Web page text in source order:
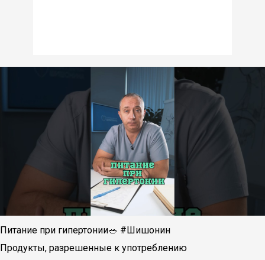
Питание при гипертонии🥗 #Шишонин
Продукты, разрешенные к употреблению